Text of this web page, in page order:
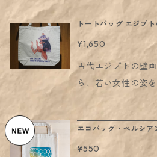
う、お願いいたし
写っている解説カ
せん。予めご了承
の神を描いたトートバッ
本体部分約
る多少の差異があ
入ります。 写真2
用しているバッグ
プルです）
トートバッグ エジプ
¥1,650
古代エジプトの壁
ら、若い女性の姿
透けた衣装に身を
います。 【サイズ】 本体部分約36cm×36cm
×マチ11cm（縫製
す） A4サイズのも
エコバッグ・ペルシア
¥550